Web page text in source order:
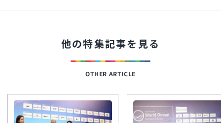
他の特集記事を見る
OTHER ARTICLE